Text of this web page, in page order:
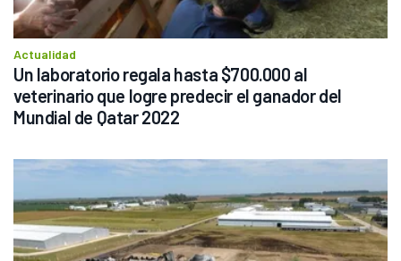
Actualidad
Un laboratorio regala hasta $700.000 al
veterinario que logre predecir el ganador del
Mundial de Qatar 2022